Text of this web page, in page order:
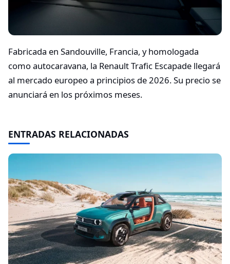
Fabricada en Sandouville, Francia, y homologada
como autocaravana, la Renault Trafic Escapade llegará
al mercado europeo a principios de 2026. Su precio se
anunciará en los próximos meses.
ENTRADAS RELACIONADAS